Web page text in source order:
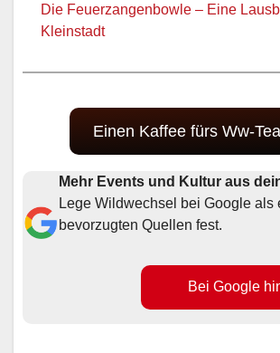
Die Feuerzangenbowle – Eine
Kleinstadt
Einen Kaffee fürs Ww-
Mehr Events und Kultur aus
Lege Wildwechsel bei Google als
bevorzugten Quellen fest.
Bei Google